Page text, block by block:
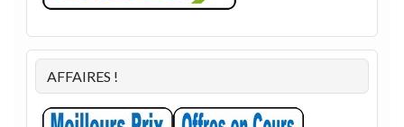
AFFAIRES !